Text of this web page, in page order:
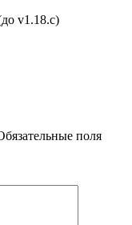
v1.18.c)
поля